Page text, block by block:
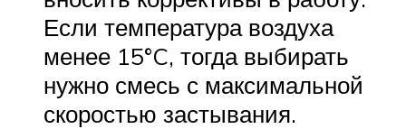
Если температура воздуха
менее 15°C, тогда выбирать
нужно смесь с максимальной
скоростью застывания.